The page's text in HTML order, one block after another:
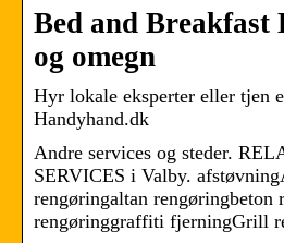
Bed and Breakfast
og omegn
Hyr lokale eksperter eller tjen
Handyhand.dk
Andre services og steder.
SERVICES i Valby.
rengøringaltan rengøringbeton
rengøringgraffiti fjerningGrill